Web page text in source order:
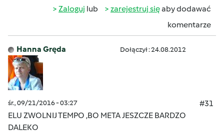
Zaloguj lub zarejestruj sięaby dodawać
komentarze
Hanna Gręda Dołączył : 24.08.2012
śr., 09/21/2016 - 03:27
#31
ELU ZWOLNIJ TEMPO ,BO META JESZCZE BARDZO
DALEKO